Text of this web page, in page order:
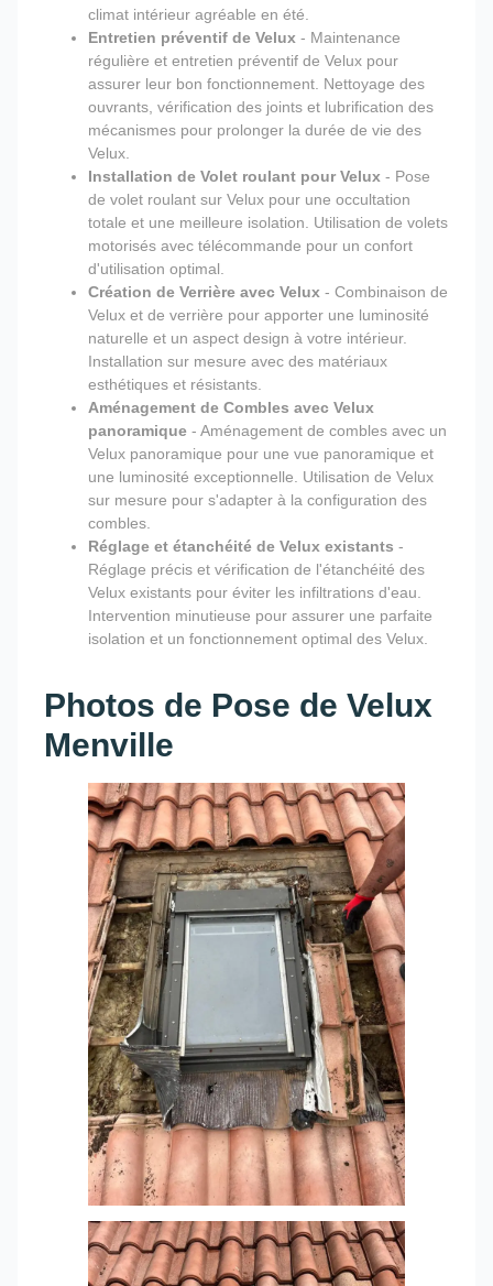
climat intérieur agréable en été.
Entretien préventif de Velux - Maintenance
régulière et entretien préventif de Velux pour
assurer leur bon fonctionnement. Nettoyage des
ouvrants, vérification des joints et lubrification des
mécanismes pour prolonger la durée de vie des
Velux.
Installation de Volet roulant pour Velux - Pose
de volet roulant sur Velux pour une occultation
totale et une meilleure isolation. Utilisation de volets
motorisés avec télécommande pour un confort
d'utilisation optimal.
Création de Verrière avec Velux - Combinaison de
Velux et de verrière pour apporter une luminosité
naturelle et un aspect design à votre intérieur.
Installation sur mesure avec des matériaux
esthétiques et résistants.
Aménagement de Combles avec Velux
panoramique - Aménagement de combles avec un
Velux panoramique pour une vue panoramique et
une luminosité exceptionnelle. Utilisation de Velux
sur mesure pour s'adapter à la configuration des
combles.
Réglage et étanchéité de Velux existants -
Réglage précis et vérification de l'étanchéité des
Velux existants pour éviter les infiltrations d'eau.
Intervention minutieuse pour assurer une parfaite
isolation et un fonctionnement optimal des Velux.
Photos de Pose de Velux
Menville